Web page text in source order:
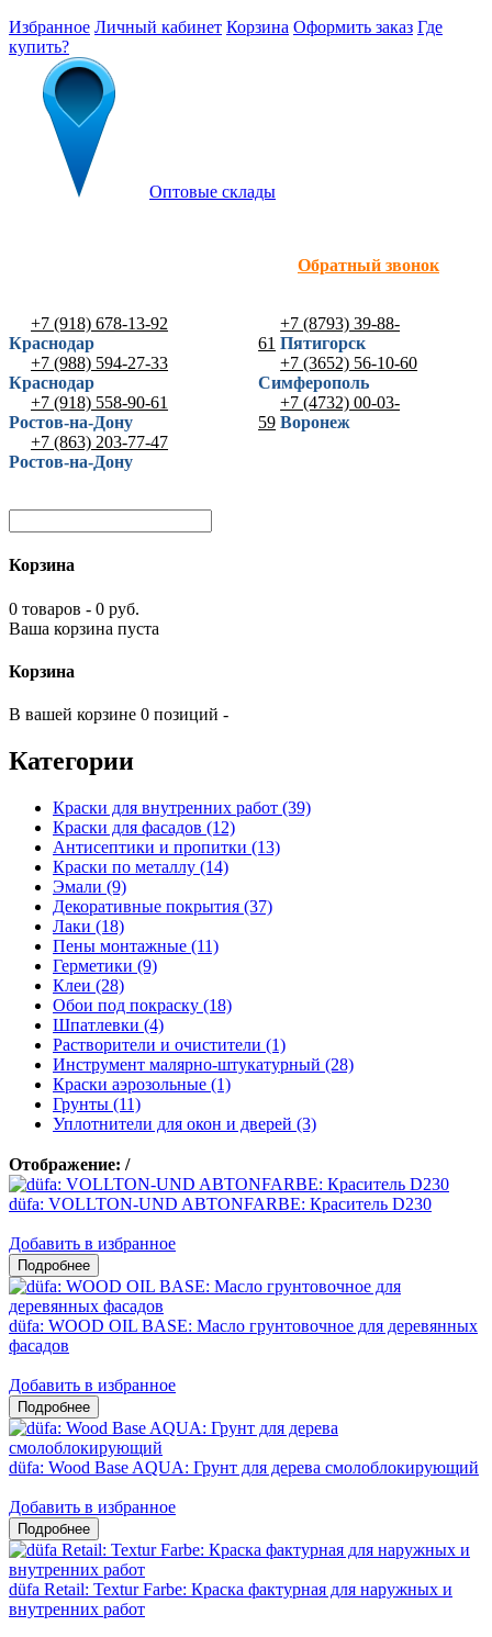
Избранное Личный кабинет Корзина Оформить заказ Где
купить?
Оптовые склады
Обратный звонок
+7 (918) 678-13-92
Краснодар
+7 (988) 594-27-33
Краснодар
+7 (918) 558-90-61
Ростов-на-Дону
+7 (863) 203-77-47
Ростов-на-Дону
+7 (8793) 39-88-
61 Пятигорск
+7 (3652) 56-10-60
Симферополь
+7 (4732) 00-03-
59 Воронеж
Корзина
0 товаров - 0 руб.
Ваша корзина пуста
Корзина
В вашей корзине 0 позиций -
Категории
Краски для внутренних работ (39)
Краски для фасадов (12)
Антисептики и пропитки (13)
Краски по металлу (14)
Эмали (9)
Декоративные покрытия (37)
Лаки (18)
Пены монтажные (11)
Герметики (9)
Клеи (28)
Обои под покраску (18)
Шпатлевки (4)
Растворители и очистители (1)
Инструмент малярно-штукатурный (28)
Краски аэрозольные (1)
Грунты (11)
Уплотнители для окон и дверей (3)
Отображение: /
düfa: VOLLTON-UND ABTONFARBE: Краситель D230
Добавить в избранное
düfa: WOOD OIL BASE: Масло грунтовочное для деревянных
фасадов
Добавить в избранное
düfa: Wood Base AQUA: Грунт для дерева смолоблокирующий
Добавить в избранное
düfa Retail: Textur Farbe: Краска фактурная для наружных и
внутренних работ